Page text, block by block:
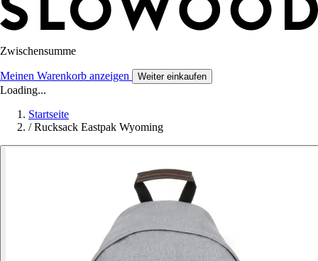
Zwischensumme
Meinen Warenkorb anzeigen Weiter einkaufen
Loading...
Startseite
/ Rucksack Eastpak Wyoming